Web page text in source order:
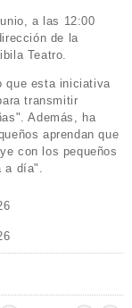
a las 12:00
de la
Teatro.
que esta iniciativa
transmitir
Además, ha
aprendan que
con los pequeños
día".